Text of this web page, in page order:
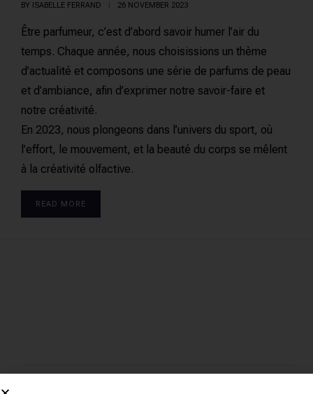
BY ISABELLE FERRAND 26 NOVEMBER 2023
Être parfumeur, c’est d’abord savoir humer l’air du
temps. Chaque année, nous choisissions un thème
d’actualité et composons une série de parfums de peau
et d’ambiance, afin d’exprimer notre savoir-faire et
notre créativité.
En 2023, nous plongeons dans l’univers du sport, où
l’effort, le mouvement, et la beauté du corps se mêlent
à la créativité olfactive.
READ MORE